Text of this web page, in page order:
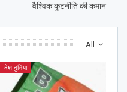
वैश्विक कूटनीति की कमान
All
देश-दुनिया